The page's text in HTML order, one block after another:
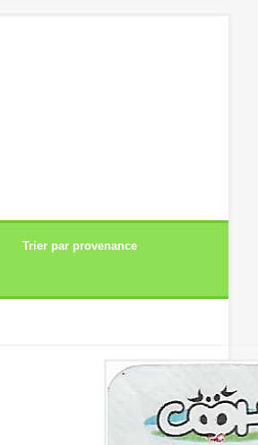
Trier par provenance